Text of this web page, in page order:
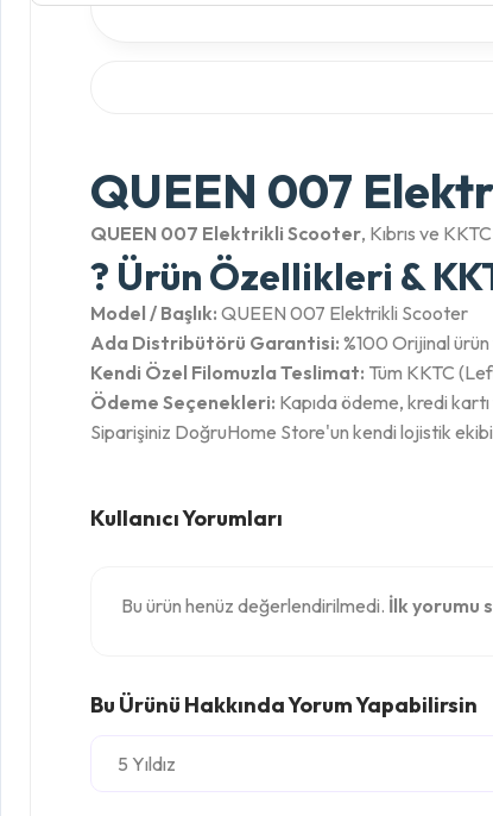
QUEEN 007
QUEEN 007 Elektrikli Scooter, Kıbrıs ve
? Ürün Özellikleri &
Model / Başlık: QUEEN 007 Elektrikli Scooter
Ada Distribütörü Garantisi: %100 Orijinal
Kendi Özel Filomuzla Teslimat: Tüm KKTC
Ödeme Seçenekleri: Kapıda ödeme, kredi
Siparişiniz DoğruHome Store'un kendi lojistik ekibi
Kullanıcı Yorumları
Bu ürün henüz değerlendirilmedi. İlk yorumu
Bu Ürünü Hakkında Yorum Yapabilirsin